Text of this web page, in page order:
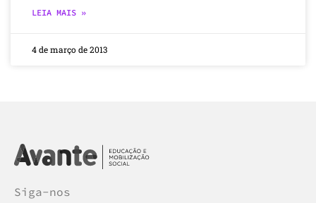
LEIA MAIS »
4 de março de 2013
Siga-nos